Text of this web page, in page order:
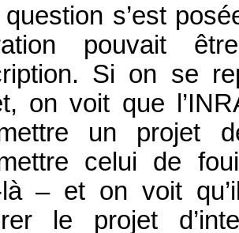
s’est
pouvait
Si on se
on voit que
un projet
celui de
là – et on voit
le projet